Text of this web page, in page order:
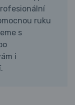
ruku
s
i